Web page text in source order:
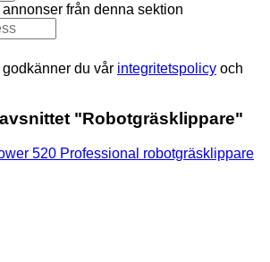
från denna sektion
du vår integritetspolicy och
"Robotgräsklippare"